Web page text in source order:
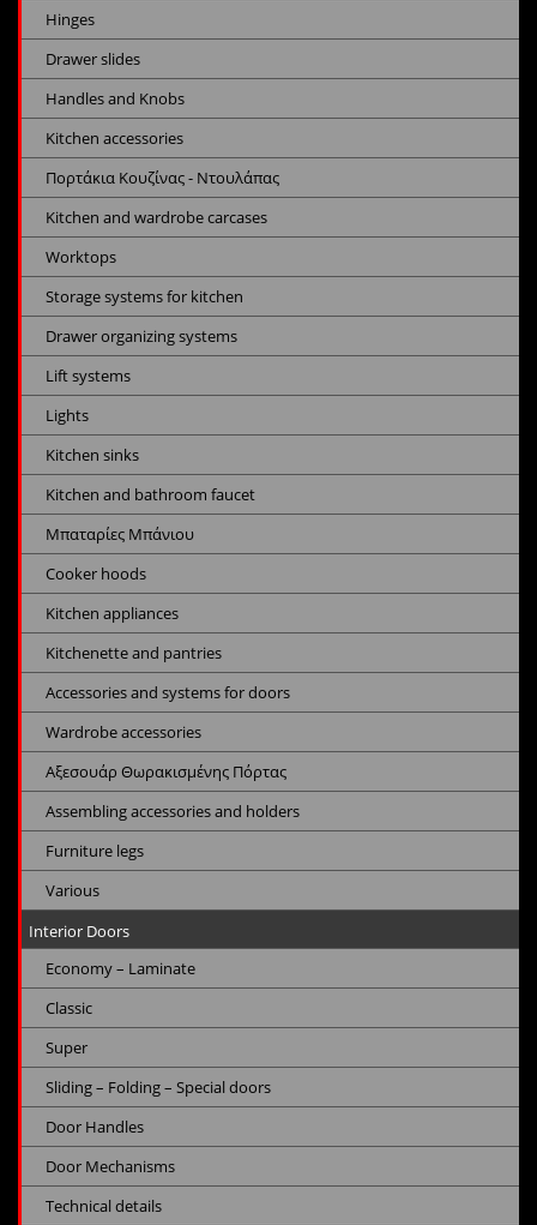
Hinges
Drawer slides
Handles and Knobs
Kitchen accessories
Πορτάκια Κουζίνας - Ντουλάπας
Kitchen and wardrobe carcases
Worktops
Storage systems for kitchen
Drawer organizing systems
Lift systems
Lights
Kitchen sinks
Kitchen and bathroom faucet
Μπαταρίες Μπάνιου
Cooker hoods
Kitchen appliances
Kitchenette and pantries
Accessories and systems for doors
Wardrobe accessories
Αξεσουάρ Θωρακισμένης Πόρτας
Assembling accessories and holders
Furniture legs
Various
Interior Doors
Economy – Laminate
Classic
Super
Sliding – Folding – Special doors
Door Handles
Door Mechanisms
Technical details